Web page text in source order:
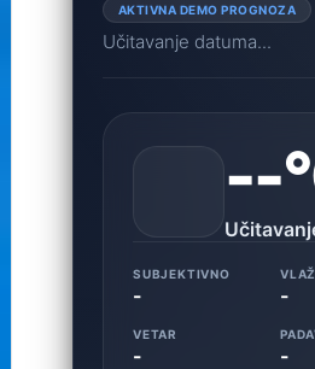
AKTIVNA DEMO PROGNOZA
Učitavanje datuma...
--
SUBJEKTIVNO
- -
VETAR
- -